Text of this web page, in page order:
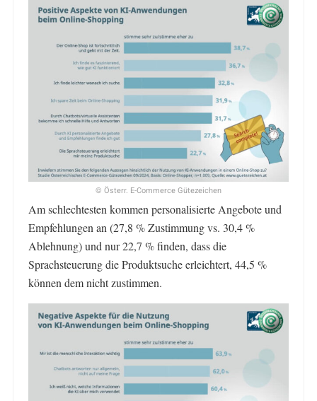
© Österr. E-Commerce Gütezeichen
Am schlechtesten kommen personalisierte Angebote und
Empfehlungen an (27,8 % Zustimmung vs. 30,4 %
Ablehnung) und nur 22,7 % finden, dass die
Sprachsteuerung die Produktsuche erleichtert, 44,5 %
können dem nicht zustimmen.